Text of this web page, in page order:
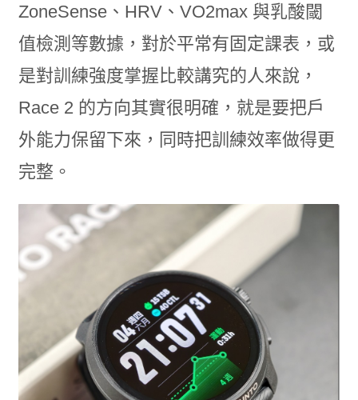
ZoneSense、HRV、VO2max 與乳酸閾
值檢測等數據，對於平常有固定課表，或
是對訓練強度掌握比較講究的人來說，
Race 2 的方向其實很明確，就是要把戶
外能力保留下來，同時把訓練效率做得更
完整。